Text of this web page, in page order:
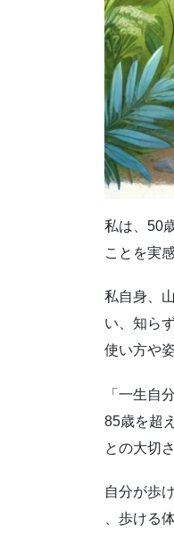
私は、50
ことを実
私自身、
い、知ら
使い方や
「一生自
85歳を超
との大切
自分が歩
、歩ける